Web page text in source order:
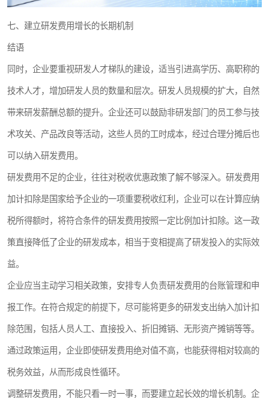
七、建立研发费用增长的长期机制
结语
同时，企业要重视研发人才梯队的建设，适当引进高学历、高职称的
技术人才，增加研发人员的数量和层次。研发人员规模的扩大，自然
带来研发薪酬总额的提升。企业还可以鼓励非研发部门的员工参与技
术攻关、产品改良等活动，这些人员的工时成本，经过合理分摊后也
可以纳入研发费用。
研发费用不足的企业，往往对税收优惠政策了解不够深入。研发费用
加计扣除是国家给予企业的一项重要税收红利，企业可以在计算应纳
税所得额时，将符合条件的研发费用按照一定比例加计扣除。这一政
策直接降低了企业的研发成本，相当于变相提高了研发投入的实际效
益。
企业应当主动学习相关政策，安排专人负责研发费用的台账管理和申
报工作。在符合规定的前提下，尽可能将更多的研发支出纳入加计扣
除范围，包括人员人工、直接投入、折旧摊销、无形资产摊销等等。
通过政策运用，企业即使研发费用绝对值不高，也能获得相对较高的
税务效益，从而形成良性循环。
调整研发费用，不能只看一时一事，而要建立起长效的增长机制。企